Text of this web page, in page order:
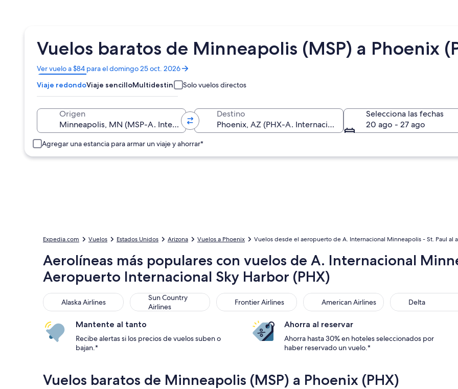
Vuelos baratos de Minneapolis (MSP) a Phoenix
Ver vuelo a $84 para el domingo 25 oct. 2026
Se
abrirá
en
una
ventana
Viaje redondoViaje sencilloMultidestino Solo vuelos directos
Origen Destino
Selecciona las fechas
20 ago - 27 ago
Agregar una estancia para armar un viaje y ahorrar*
Expedia.com Vuelos Estados Unidos Arizona Vuelos a Phoenix Vuelos desde el aeropuerto de A. Internacional Minneapolis - St. Paul al
Aerolíneas más populares con vuelos de A. Internacional
Aeropuerto Internacional Sky Harbor (PHX)
Alaska Airlines
Alaska Airlines
Sun Country
Airlines
Sun Country Airlines Frontier Airlines
Frontier Airlines American Airlines
American Airlines Delta
Delta
Mantente al tanto
Recibe alertas si los precios de vuelos suben o
bajan.*
Ahorra al reservar
Ahorra hasta 30% en hoteles seleccionados por
haber reservado un vuelo.*
Vuelos baratos de Minneapolis (MSP) a Phoenix (PHX)